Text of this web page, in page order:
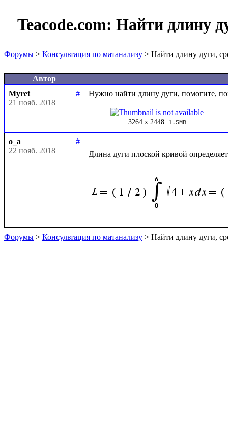
Teacode.com: Найти длину
Форумы > Консультация по матанализу > Найти длину дуги,
Автор
Myret
#
21 нояб. 2018
3264 x 2448 1.5MB
o_a
#
22 нояб. 2018
Длина дуги плоской кривой
Форумы > Консультация по матанализу > Найти длину дуги,